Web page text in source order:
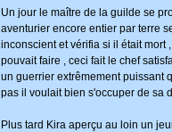
Un jour le maître de la guilde se
aventurier encore entier par terre
inconscient et vérifia si il était
pouvait faire , ceci fait le chef
un guerrier extrêmement puissant
pas il voulait bien s'occuper de sa
Plus tard Kira aperçu au loin un